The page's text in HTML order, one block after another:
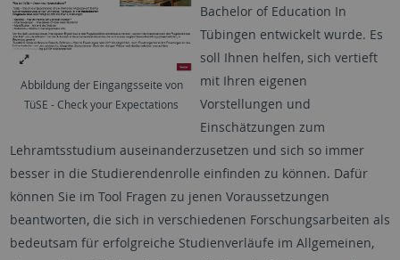
Abbildung der Eingangsseite von
TüSE - Check your Expectations
Bachelor of Education In
Tübingen entwickelt wurde. Es
soll Ihnen helfen, sich vertieft
mit Ihren eigenen
Vorstellungen und
Einschätzungen zum
Lehramtsstudium auseinanderzusetzen und sich so immer
besser in die Studierendenrolle einfinden zu können. Dafür
können Sie im Tool Fragen zu jenen Voraussetzungen
beantworten, die sich in verschiedenen Forschungsarbeiten als
bedeutsam für erfolgreiche Studienverläufe im Allgemeinen,